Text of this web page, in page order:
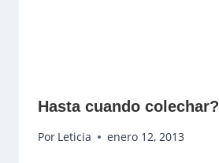
Hasta cuando colechar?
Por Leticia enero 12, 2013